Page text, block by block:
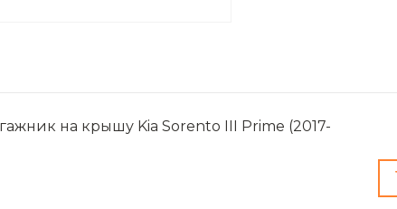
на крышу Kia Sorento III Prime (2017-